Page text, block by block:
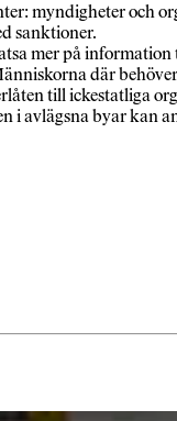
myndigheter och
sanktioner.
mer på
där
till ickestatliga
i avlägsna byar kan